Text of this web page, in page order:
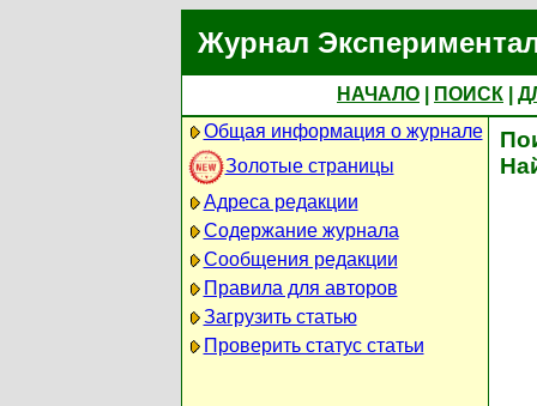
Журнал
НАЧАЛО ПОИСК
Общая информация о журнале
Золотые страницы
Адреса редакции
Содержание журнала
Сообщения редакции
Правила для авторов
Загрузить статью
Проверить статус статьи